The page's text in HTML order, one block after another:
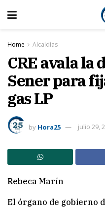
Home Alcaldías
CRE avala la
Sener para
gas LP
by Hora25 julio 29,
Rebeca Marín
El órgano de gobierno